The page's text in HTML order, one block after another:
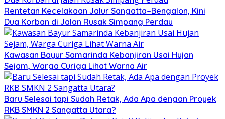
Rentetan Kecelakaan Jalur Sangatta–Bengalon, Kini
Dua Korban di Jalan Rusak Simpang Perdau
Kawasan Bayur Samarinda Kebanjiran Usai Hujan
Sejam, Warga Curiga Lihat Warna Air
Baru Selesai tapi Sudah Retak, Ada Apa dengan Proyek
RKB SMKN 2 Sangatta Utara?